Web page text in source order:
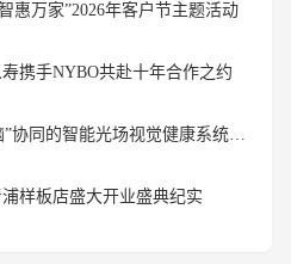
惠万家”2026年客户节主题活动
携手NYBO共赴十年合作之约
杜亚平教授领衔“光-眼-脑”协同的智能光场视觉健康系统研发及产业化项目正式启动
样板店盛大开业盛典纪实